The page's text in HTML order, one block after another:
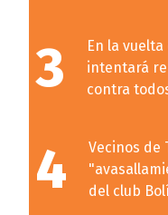
3
En la
intentará
contra
4
Vecinos de
del club